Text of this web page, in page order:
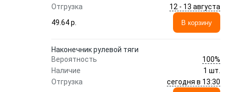
Отгрузка
12 - 13 августа
49.64 p.
В корзину
Наконечник рулевой тяги
Вероятность
100%
Наличие
1 шт.
Отгрузка
сегодня в 13:30